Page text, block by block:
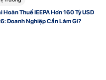
Hoàn Thuế IEEPA Hơn 160 Tỷ USD
Doanh Nghiệp Cần Làm Gì?